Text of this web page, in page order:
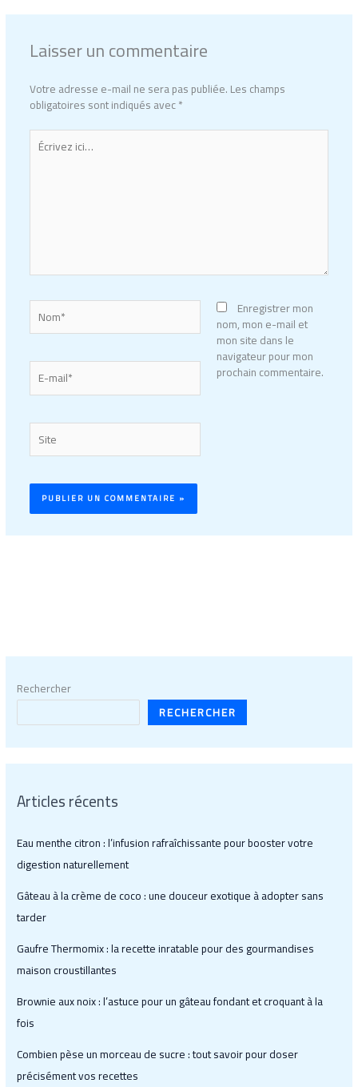
Laisser un commentaire
Votre adresse e-mail ne sera pas publiée.Les champs
obligatoires sont indiqués avec*
Écrivez
ici…
Nom*
E-
mail*
Site
Enregistrer mon
nom, mon e-mail et
mon site dans le
navigateur pour mon
prochain commentaire.
Rechercher
RECHERCHER
Articles récents
Eau menthe citron : l’infusion rafraîchissante pour booster votre
digestion naturellement
Gâteau à la crème de coco : une douceur exotique à adopter sans
tarder
Gaufre Thermomix : la recette inratable pour des gourmandises
maison croustillantes
Brownie aux noix : l’astuce pour un gâteau fondant et croquant à la
fois
Combien pèse un morceau de sucre : tout savoir pour doser
précisément vos recettes